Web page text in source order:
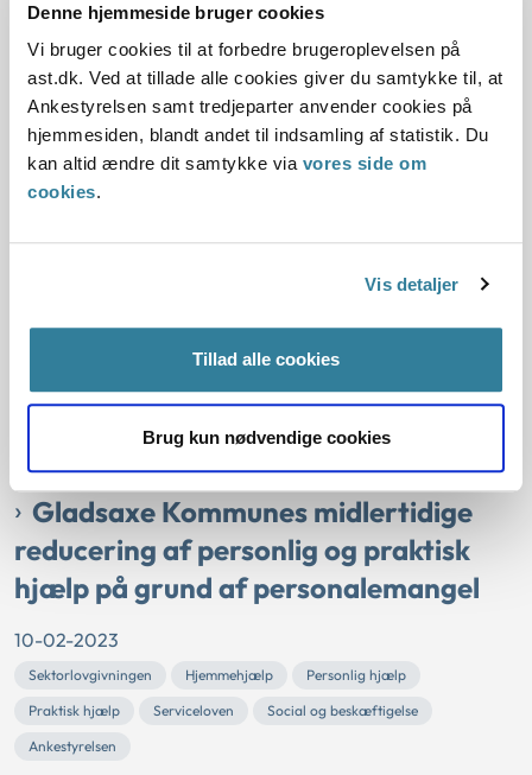
Denne hjemmeside bruger cookies
Vi bruger cookies til at forbedre brugeroplevelsen på
ast.dk. Ved at tillade alle cookies giver du samtykke til, at
Ankestyrelsen samt tredjeparter anvender cookies på
hjemmesiden, blandt andet til indsamling af statistik. Du
kan altid ændre dit samtykke via vores side om
cookies.
Vis detaljer
Tillad alle cookies
Brug kun nødvendige cookies
reducering af personlig og praktisk
hjælp på grund af personalemangel
10-02-2023
Sektorlovgivningen Hjemmehjælp
Personlig hjælp
Praktisk hjælp
Ankestyrelsen havde modtaget en henvendelse fra Ældre
reducering af hjælp på grund af personalemangel.
Ankestyrelsen vurderede, at Hvidovre Kommune havde
handlet i overensstemmelse med regler og praksis.
Gladsaxe Kommunes midlertidige
reducering af personlig og praktisk
hjælp på grund af personalemangel
10-02-2023
Sektorlovgivningen Hjemmehjælp
Personlig hjælp
Praktisk hjælp
Serviceloven
Social og beskæftigelse
Ankestyrelsen